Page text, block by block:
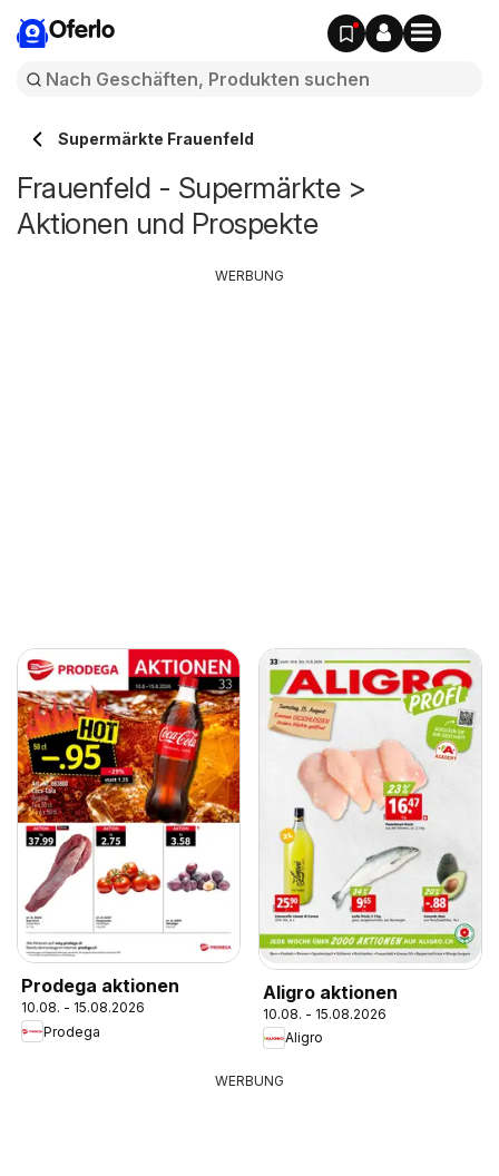
Oferlo
Supermärkte Frauenfeld
Frauenfeld - Supermärkte >
Aktionen und Prospekte
Prodega aktionen
10.08. - 15.08.2026
Prodega
Aligro aktionen
10.08. - 15.08.2026
Aligro
WERBUNG
WERBUNG